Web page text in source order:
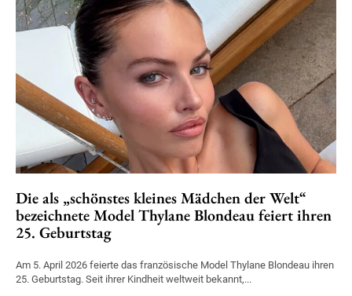
Die als „schönstes kleines Mädchen der Welt“
bezeichnete Model Thylane Blondeau feiert ihren
25. Geburtstag
Am 5. April 2026 feierte das französische Model Thylane Blondeau ihren
25. Geburtstag. Seit ihrer Kindheit weltweit bekannt,...